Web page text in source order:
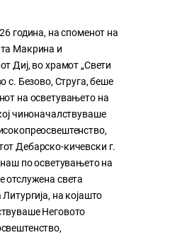
година, на споменот на
Макрина и
Диј, во храмот „Свети
с. Безово, Струга, беше
на осветувањето на
чиноначалствуваше
Дебарско-кичевски г.
по осветувањето на
отслужена света
Литургија, на којашто
Неговото